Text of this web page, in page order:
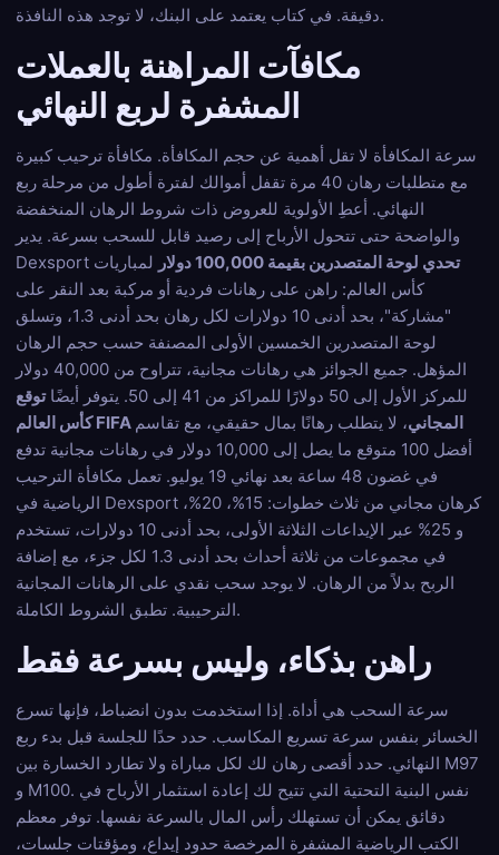
دقيقة. في كتاب يعتمد على البنك، لا توجد هذه النافذة.
مكافآت المراهنة بالعملات
المشفرة لربع النهائي
سرعة المكافأة لا تقل أهمية عن حجم المكافأة. مكافأة ترحيب كبيرة
مع متطلبات رهان 40 مرة تقفل أموالك لفترة أطول من مرحلة ربع
النهائي. أعطِ الأولوية للعروض ذات شروط الرهان المنخفضة
والواضحة حتى تتحول الأرباح إلى رصيد قابل للسحب بسرعة. يدير
Dexsport
تحدي لوحة المتصدرين بقيمة 100,000 دولار
لمباريات
كأس العالم: راهن على رهانات فردية أو مركبة بعد النقر على
"مشاركة"، بحد أدنى 10 دولارات لكل رهان بحد أدنى 1.3، وتسلق
لوحة المتصدرين الخمسين الأولى المصنفة حسب حجم الرهان
المؤهل. جميع الجوائز هي رهانات مجانية، تتراوح من 40,000 دولار
للمركز الأول إلى 50 دولارًا للمراكز من 41 إلى 50. يتوفر أيضًا
توقع
كأس العالم FIFA المجاني، لا يتطلب رهانًا بمال حقيقي، مع تقاسم
أفضل 100 متوقع ما يصل إلى 10,000 دولار في رهانات مجانية تدفع
في غضون 48 ساعة بعد نهائي 19 يوليو. تعمل مكافأة الترحيب
الرياضية في Dexsport كرهان مجاني من ثلاث خطوات: 15%، 20%،
و 25% عبر الإيداعات الثلاثة الأولى، بحد أدنى 10 دولارات، تستخدم
في مجموعات من ثلاثة أحداث بحد أدنى 1.3 لكل جزء، مع إضافة
الربح بدلاً من الرهان. لا يوجد سحب نقدي على الرهانات المجانية
الترحيبية. تطبق الشروط الكاملة.
راهن بذكاء، وليس بسرعة فقط
سرعة السحب هي أداة. إذا استخدمت بدون انضباط، فإنها تسرع
الخسائر بنفس سرعة تسريع المكاسب. حدد حدًا للجلسة قبل بدء ربع
النهائي. حدد أقصى رهان لك لكل مباراة ولا تطارد الخسارة بين M97
و M100. نفس البنية التحتية التي تتيح لك إعادة استثمار الأرباح في
دقائق يمكن أن تستهلك رأس المال بالسرعة نفسها. توفر معظم
الكتب الرياضية المشفرة المرخصة حدود إيداع، ومؤقتات جلسات،